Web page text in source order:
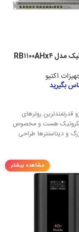
روتر میکروتیک مدل RB۱۱۰۰AHx۴
اکتیو
بگیرید
قدرتمندترین روترهای
هست و مخصوص
و دیتاسنترها طراحی
مشاهده بیشتر